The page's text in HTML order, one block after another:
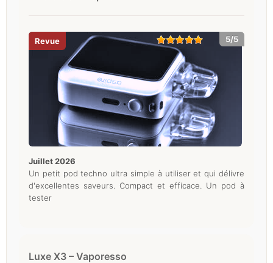
5/5
juillet 2026
Un petit pod techno ultra simple à utiliser et qui délivre
d'excellentes saveurs. Compact et efficace. Un pod à
tester
Luxe X3 – Vaporesso